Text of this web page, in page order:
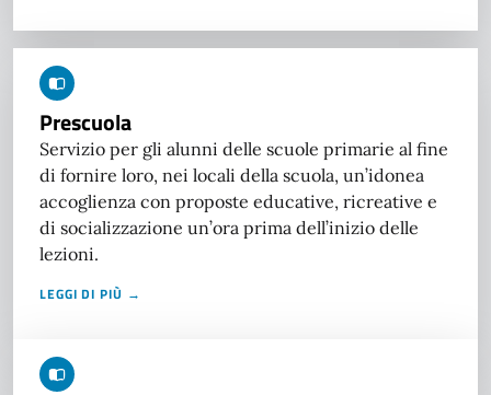
Prescuola
Servizio per gli alunni delle scuole primarie al fine
di fornire loro, nei locali della scuola, un’idonea
accoglienza con proposte educative, ricreative e
di socializzazione un’ora prima dell’inizio delle
lezioni.
LEGGI DI PIÙ →